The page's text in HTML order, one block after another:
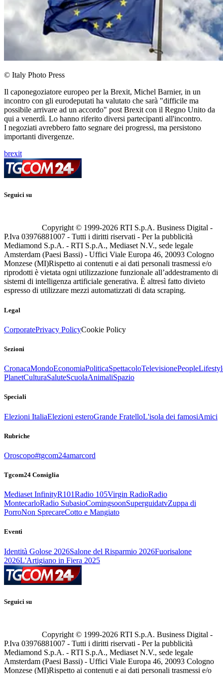
© Italy Photo Press
Il caponegoziatore europeo per la Brexit, Michel Barnier, in un
incontro con gli eurodeputati ha valutato che sarà "difficile ma
possibile arrivare ad un accordo" post Brexit con il Regno Unito da
qui a venerdì. Lo hanno riferito diversi partecipanti all'incontro.
I negoziati avrebbero fatto segnare dei progressi, ma persistono
importanti divergenze.
brexit
Seguici su
Copyright © 1999-2026 RTI S.p.A. Business Digital -
P.Iva 03976881007 - Tutti i diritti riservati - Per la pubblicità
Mediamond S.p.A. - RTI S.p.A., Mediaset N.V., sede legale
Amsterdam (Paesi Bassi) - Uffici Viale Europa 46, 20093 Cologno
Monzese (MI)Rispetto ai contenuti e ai dati personali trasmessi e/o
riprodotti è vietata ogni utilizzazione funzionale all’addestramento di
sistemi di intelligenza artificiale generativa. È altresì fatto divieto
espresso di utilizzare mezzi automatizzati di data scraping.
Legal
CorporatePrivacy PolicyCookie Policy
Sezioni
CronacaMondoEconomiaPoliticaSpettacoloTelevisionePeople
PlanetCulturaSaluteScuolaAnimaliSpazio
Speciali
Elezioni ItaliaElezioni esteroGrande FratelloL'isola dei famosiAmici
Rubriche
Oroscopo#tgcom24amarcord
Tgcom24 Consiglia
Mediaset InfinityR101Radio 105Virgin RadioRadio
MontecarloRadio SubasioComingsoonSuperguidatvZuppa di
PorroNon SprecareCotto e Mangiato
Eventi
Identità Golose 2026Salone del Risparmio 2026Fuorisalone
2026L'Artigiano in Fiera 2025
Seguici su
Copyright © 1999-2026 RTI S.p.A. Business Digital -
P.Iva 03976881007 - Tutti i diritti riservati - Per la pubblicità
Mediamond S.p.A. - RTI S.p.A., Mediaset N.V., sede legale
Amsterdam (Paesi Bassi) - Uffici Viale Europa 46, 20093 Cologno
Monzese (MI)Rispetto ai contenuti e ai dati personali trasmessi e/o